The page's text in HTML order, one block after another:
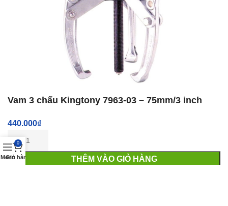
Vam 3 chấu Kingtony 7963-03 – 75mm/3 inch
440.000₫
THÊM VÀO GIỎ HÀNG
Menu
0
Giỏ hàng